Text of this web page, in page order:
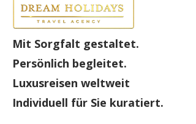
Mit Sorgfalt gestaltet.
Persönlich begleitet.
Luxusreisen weltweit
Individuell für Sie kuratiert.